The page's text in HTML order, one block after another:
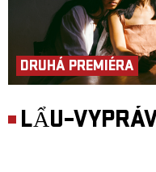
DRUHÁ PREMIÉRA